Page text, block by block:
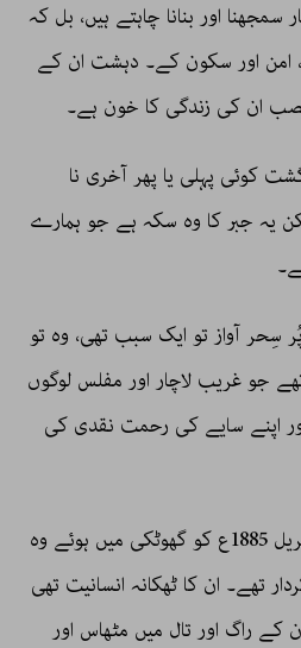
اور بنانا چاہتے ہیں، بل کہ
امن اور سکون کے۔ دہشت ان کے
ان کی زندگی کا خون ہے۔
کوئی پہلی یا پھر آخری نا
یہ جبر کا وہ سکہ ہے جو ہمارے
سِحر آواز تو ایک سبب تھی، وہ تو
جو غریب لاچار اور مفلس لوگوں
اپنے سایے کی رحمت نقدی کی
بھگت کنور رام کا جنم 13 اپریل 1885ع کو گھوٹکی میں ہوئے وہ
تھے۔ ان کا ٹھکانہ انسانیت تھی
کے راگ اور تال میں مٹھاس اور